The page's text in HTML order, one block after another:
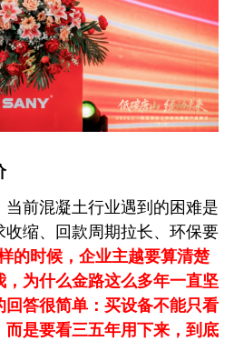
前混凝土行业遇到的困难是
缩、回款周期拉长、环保要
的时候，企业主越要算清楚
为什么金路这么多年一直坚
答很简单：买设备不能只看
是要看三五年用下来，到底